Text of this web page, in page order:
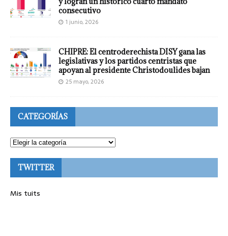
consecutivo
1 junio, 2026
CHIPRE: El centroderechista DISY gana las
legislativas y los partidos centristas que
apoyan al presidente Christodoulides bajan
25 mayo, 2026
CATEGORÍAS
TWITTER
Mis tuits